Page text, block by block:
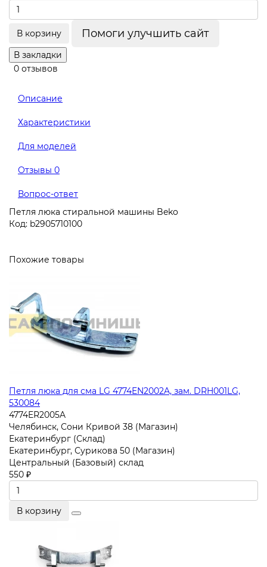
В корзину Помоги улучшить сайт
В закладки
0 отзывов
Описание
Характеристики
Для моделей
Отзывы 0
Вопрос-ответ
Петля люка стиральной машины Beko
Код: b2905710100
Похожие товары
Петля люка для сма LG 4774EN2002A, зам. DRH001LG,
530084
4774ER2005A
Челябинск, Сони Кривой 38 (Магазин)
Екатеринбург (Склад)
Екатеринбург, Сурикова 50 (Магазин)
Центральный (Базовый) склад
550 ₽
В корзину